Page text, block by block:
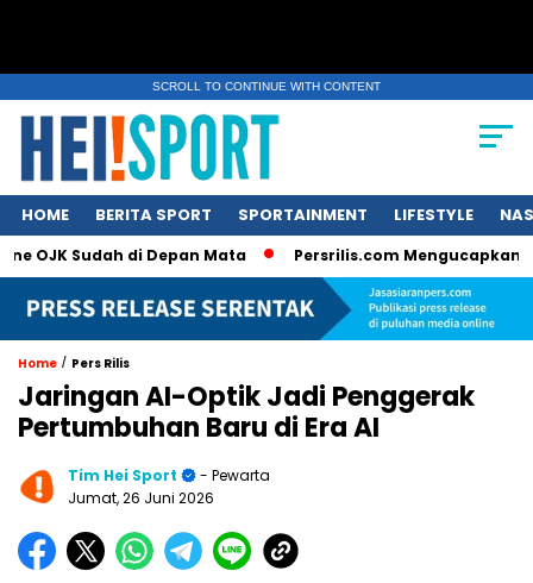
SCROLL TO CONTINUE WITH CONTENT
HOME BERITA SPORT SPORTAINMENT LIFESTYLE
di Depan Mata Persrilis.com Mengucapkan Selamat
Home / Pers Rilis
Jaringan AI-Optik Jadi Penggerak
Pertumbuhan Baru di Era AI
Tim Hei Sport
- Pewarta
Jumat, 26 Juni 2026